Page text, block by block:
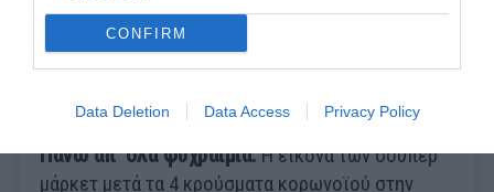
CONFIRM
Data Deletion Data Access Privacy Policy
Πάνω απ’ όλα ψυχραιμία:Η εικόνα των σούπερ
μάρκετ μετά τα 4 κρούσματα κορωνοϊού στην